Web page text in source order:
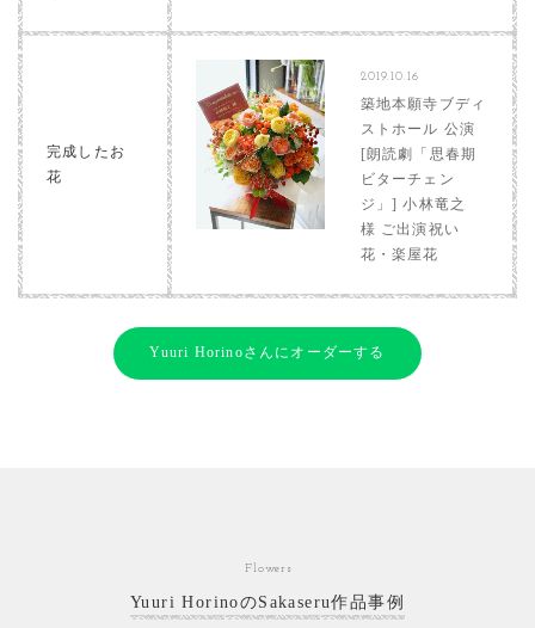
完成したお
花
2019.10.16
築地本願寺ブディ
ストホール 公演
[朗読劇「思春期
ビターチェン
ジ」] 小林竜之
様 ご出演祝い
花・楽屋花
Yuuri Horinoさんにオーダーする
Flowers
Yuuri HorinoのSakaseru作品事例